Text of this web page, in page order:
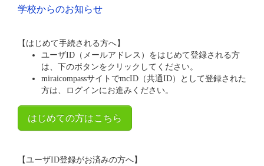
学校からのお知らせ
【はじめて手続される方へ】
ユーザID（メールアドレス）をはじめて登録される方
は、下のボタンをクリックしてください。
miraicompassサイトでmcID（共通ID）として登録された
方は、ログインにお進みください。
はじめての方はこちら
【ユーザID登録がお済みの方へ】